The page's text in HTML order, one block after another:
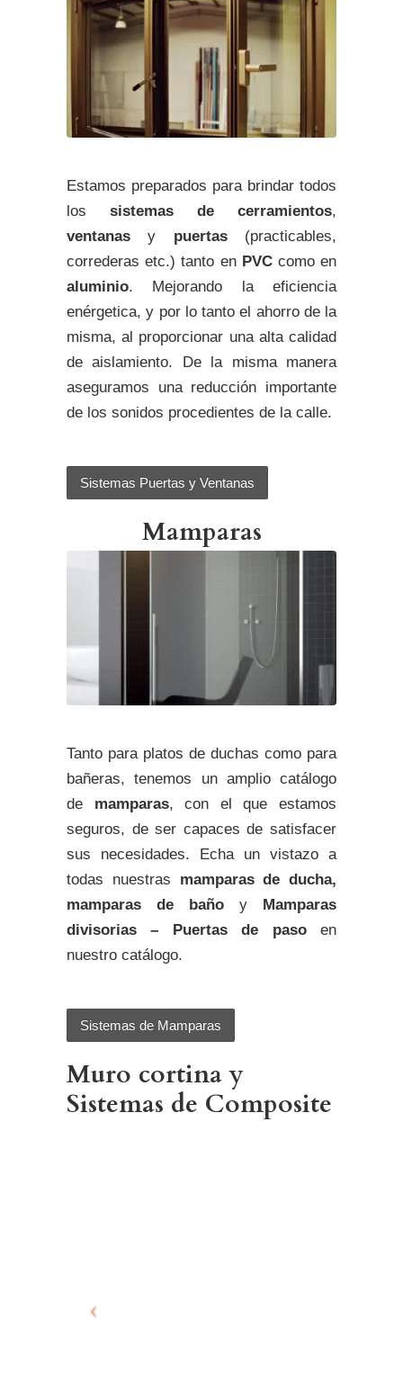
Estamos preparados para brindar todos
los sistemas de cerramientos,
ventanas y puertas(practicables,
correderas etc.) tanto en PVCcomo en
aluminio. Mejorando la eficiencia
enérgetica, y por lo tanto el ahorro de la
misma, al proporcionar una alta calidad
de aislamiento. De la misma manera
aseguramos una reducción importante
de los sonidos procedientes de la calle.
Sistemas Puertas y Ventanas
Mamparas
Tanto para platos de duchas como para
bañeras, tenemos un amplio catálogo
de mamparas, con el que estamos
seguros, de ser capaces de satisfacer
sus necesidades. Echa un vistazo a
todas nuestras mamparas de ducha,
mamparas de baño y Mamparas
divisorias – Puertas de paso
en
nuestro catálogo.
Sistemas de Mamparas
Muro cortina y
Sistemas de Composite